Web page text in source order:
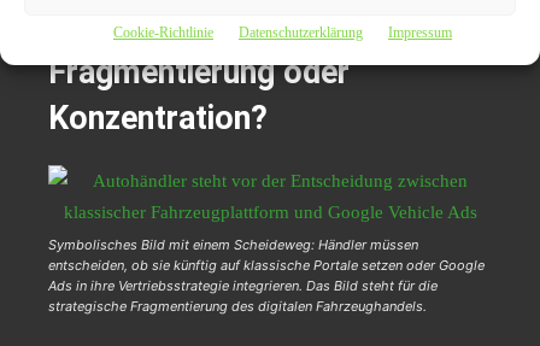
Cookie-Richtlinie Datenschutzerklärung Impressum
Blick in die Zukunft:
Fragmentierung oder
Konzentration?
Symbolisches Bild mit einem Scheideweg: Händler müssen
entscheiden, ob sie künftig auf klassische Portale setzen oder Google
Ads in ihre Vertriebsstrategie integrieren. Das Bild steht für die
strategische Fragmentierung des digitalen Fahrzeughandels.